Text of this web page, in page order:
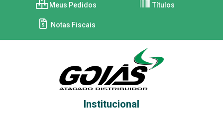
Meus Pedidos Títulos
Notas Fiscais
Institucional